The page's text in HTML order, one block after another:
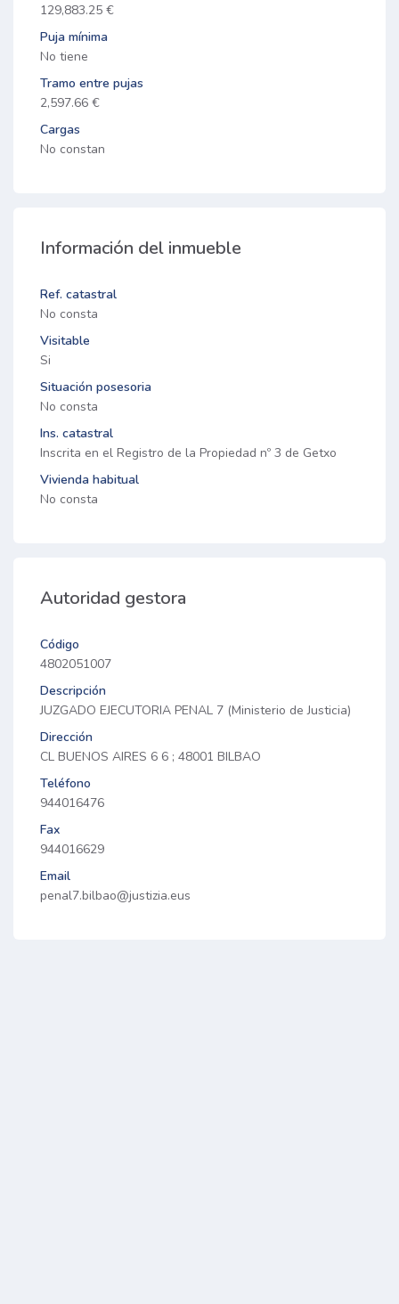
129,883.25 €
Puja mínima
No tiene
Tramo entre pujas
2,597.66 €
Cargas
No constan
Información del inmueble
Ref. catastral
No consta
Visitable
Si
Situación posesoria
No consta
Ins. catastral
Inscrita en el Registro de la Propiedad nº 3 de Getxo
Vivienda habitual
No consta
Autoridad gestora
Código
4802051007
Descripción
JUZGADO EJECUTORIA PENAL 7 (Ministerio de Justicia)
Dirección
CL BUENOS AIRES 6 6 ; 48001 BILBAO
Teléfono
944016476
Fax
944016629
Email
penal7.bilbao@justizia.eus